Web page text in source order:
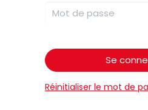
Se
Réinitialiser le mot de